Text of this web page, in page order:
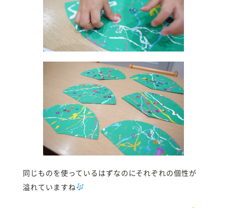
同じものを使っているはずなのにそれぞれの個性が
溢れていますね